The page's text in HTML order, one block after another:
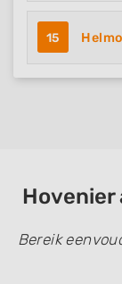
15
Hovenier
Bereik